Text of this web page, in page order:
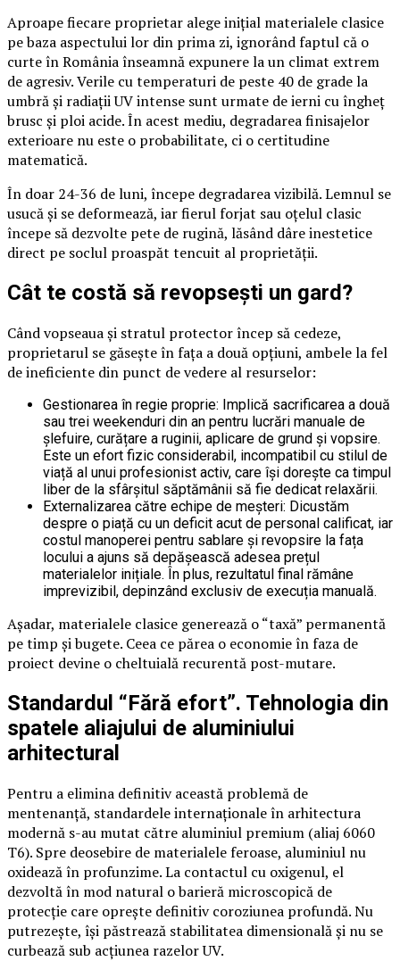
Aproape fiecare proprietar alege inițial materialele clasice
pe baza aspectului lor din prima zi, ignorând faptul că o
curte în România înseamnă expunere la un climat extrem
de agresiv. Verile cu temperaturi de peste 40 de grade la
umbră și radiații UV intense sunt urmate de ierni cu îngheț
brusc și ploi acide. În acest mediu, degradarea finisajelor
exterioare nu este o probabilitate, ci o certitudine
matematică.
În doar 24-36 de luni, începe degradarea vizibilă. Lemnul se
usucă și se deformează, iar fierul forjat sau oțelul clasic
începe să dezvolte pete de rugină, lăsând dâre inestetice
direct pe soclul proaspăt tencuit al proprietății.
Cât te costă să revopsești un gard?
Când vopseaua și stratul protector încep să cedeze,
proprietarul se găsește în fața a două opțiuni, ambele la fel
de ineficiente din punct de vedere al resurselor:
Gestionarea în regie proprie: Implică sacrificarea a două
sau trei weekenduri din an pentru lucrări manuale de
șlefuire, curățare a ruginii, aplicare de grund și vopsire.
Este un efort fizic considerabil, incompatibil cu stilul de
viață al unui profesionist activ, care își dorește ca timpul
liber de la sfârșitul săptămânii să fie dedicat relaxării.
Externalizarea către echipe de meșteri: Dicustăm
despre o piață cu un deficit acut de personal calificat, iar
costul manoperei pentru sablare și revopsire la fața
locului a ajuns să depășească adesea prețul
materialelor inițiale. În plus, rezultatul final rămâne
imprevizibil, depinzând exclusiv de execuția manuală.
Așadar, materialele clasice generează o “taxă” permanentă
pe timp și bugete. Ceea ce părea o economie în faza de
proiect devine o cheltuială recurentă post-mutare.
Standardul “Fără efort”. Tehnologia din
spatele aliajului de aluminiului
arhitectural
Pentru a elimina definitiv această problemă de
mentenanță, standardele internaționale în arhitectura
modernă s-au mutat către aluminiul premium (aliaj 6060
T6). Spre deosebire de materialele feroase, aluminiul nu
oxidează în profunzime. La contactul cu oxigenul, el
dezvoltă în mod natural o barieră microscopică de
protecție care oprește definitiv coroziunea profundă. Nu
putrezește, își păstrează stabilitatea dimensională și nu se
curbează sub acțiunea razelor UV.